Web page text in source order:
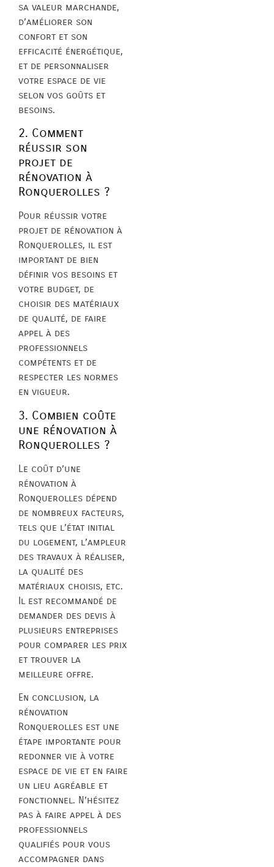
sa valeur marchande,
d’améliorer son
confort et son
efficacité énergétique,
et de personnaliser
votre espace de vie
selon vos goûts et
besoins.
2. Comment
réussir son
projet de
rénovation à
Ronquerolles ?
Pour réussir votre
projet de rénovation à
Ronquerolles, il est
important de bien
définir vos besoins et
votre budget, de
choisir des matériaux
de qualité, de faire
appel à des
professionnels
compétents et de
respecter les normes
en vigueur.
3. Combien coûte
une rénovation à
Ronquerolles ?
Le coût d’une
rénovation à
Ronquerolles dépend
de nombreux facteurs,
tels que l’état initial
du logement, l’ampleur
des travaux à réaliser,
la qualité des
matériaux choisis, etc.
Il est recommandé de
demander des devis à
plusieurs entreprises
pour comparer les prix
et trouver la
meilleure offre.
En conclusion, la
rénovation
Ronquerolles est une
étape importante pour
redonner vie à votre
espace de vie et en faire
un lieu agréable et
fonctionnel. N’hésitez
pas à faire appel à des
professionnels
qualifiés pour vous
accompagner dans